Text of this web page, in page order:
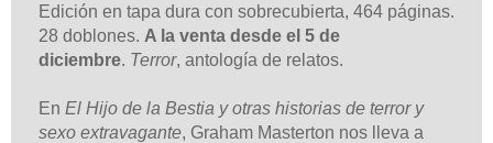
Edición en tapa dura con sobrecubierta, 464 páginas.
28 doblones. A la venta desde el 5 de
diciembre. Terror, antología de relatos.
En El Hijo de la Bestia y otras historias de terror y
sexo extravagante, Graham Masterton nos lleva a